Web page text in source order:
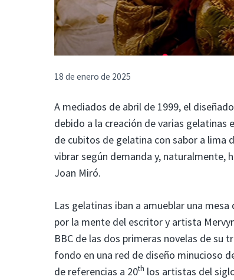
18 de enero de 2025
A mediados de abril de 1999, el
debido a la creación de varias gelatinas
de cubitos de gelatina con sabor a lima
vibrar según demanda y, naturalmente,
Joan Miró.
Las gelatinas iban a amueblar una
por la mente del escritor y artista
BBC de las dos primeras novelas de su
fondo en una red de diseño minucioso
de referencias a 20th los artistas del